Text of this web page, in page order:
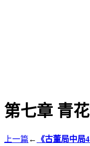
第七章 青
上一篇 ← 《古董局中局